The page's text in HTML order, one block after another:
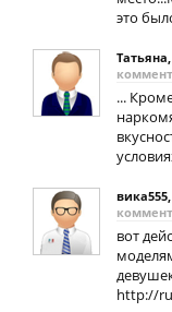
это
Татьяна,
...
вика555,
вот
http://